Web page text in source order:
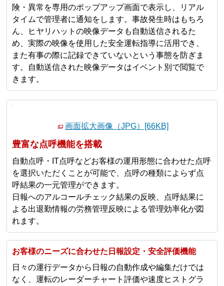
険・異常を専用のポップアップ画面で表示し、リアル
タイムで管理者に通知をします。事故発生時はもちろ
ん、ヒヤリハットの映像データも自動送信されるた
め、実際の映像を使用した安全運転指導に活用でき、
また有事の際に記録できていないという事態を防ぎま
す。自動送信された映像データはイベント別で閲覧で
きます。
画面拡大画像（JPG）[66KB]
豊富な点呼機能を搭載
自動点呼・IT点呼などお客様の運用形態に合わせた点呼
を選択いただくことが可能で、点呼の種類によらず点
呼結果の一元管理ができます。
日報へのアルコールチェック結果の反映、点呼結果に
よる出退勤情報の労務管理反映による管理効率化が図
れます。
お客様のニーズに合わせた日報設定・安全評価機能
日々の運行データから日報の自動作成や編集だけでは
なく、運転のレーダーチャート評価や速度ヒストグラ